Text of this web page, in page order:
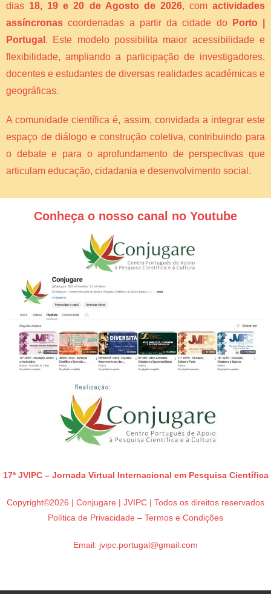
dias 18, 19 e 20 de Agosto de 2026, comactividades
assíncronas coordenadas a partir da cidade do
Porto |
Portugal . Este modelo possibilita maior acessibilidade e
flexibilidade, ampliando a participação de investigadores,
docentes e estudantes de diversas realidades académicas e
geográficas.
A comunidade científica é, assim, convidada a integrar este
espaço de diálogo e construção coletiva, contribuindo para
o debate e para o aprofundamento de perspectivas que
articulam educação, cidadania e desenvolvimento social.
Conheça o nosso canal no Youtube
17ª JVIPC – Jornada Virtual Internacional em Pesquisa Científica
Copyright©2026 | Conjugare | JVIPC | Todos os direitos reservados
Política de Privacidade – Termos e Condições
Email: jvipc.portugal@gmail.com